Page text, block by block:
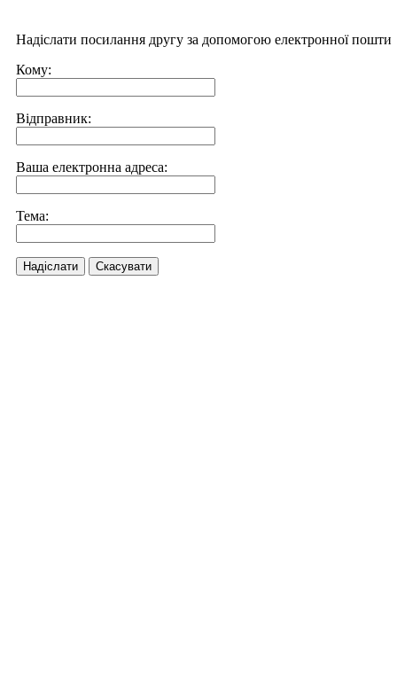
Надіслати посилання другу за допомогою електронної пошти
Кому:
Відправник:
Ваша електронна адреса:
Тема:
Надіслати Скасувати